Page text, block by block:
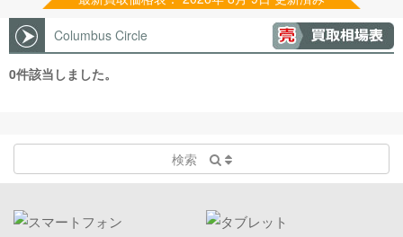
Columbus Circle
0件該当しました。
検索